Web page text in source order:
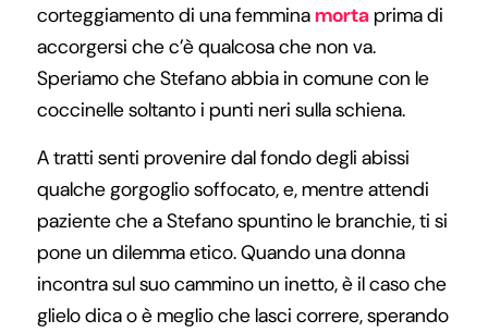
corteggiamento di una femminamortaprima di
accorgersi che c’è qualcosa che non va.
Speriamo che Stefano abbia in comune con le
coccinelle soltanto i punti neri sulla schiena.
A tratti senti provenire dal fondo degli abissi
qualche gorgoglio soffocato, e, mentre attendi
paziente che a Stefano spuntino le branchie, ti si
pone un dilemma etico. Quando una donna
incontra sul suo cammino un inetto, è il caso che
glielo dica o è meglio che lasci correre, sperando